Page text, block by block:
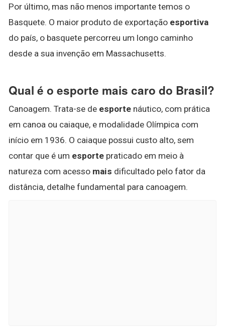
Por último, mas não menos importante temos o
Basquete. O maior produto de exportação esportiva
do país, o basquete percorreu um longo caminho
desde a sua invenção em Massachusetts.
Qual é o esporte mais caro do Brasil?
Canoagem. Trata-se de esporte náutico, com prática
em canoa ou caiaque, e modalidade Olímpica com
início em 1936. O caiaque possui custo alto, sem
contar que é um esporte praticado em meio à
natureza com acesso mais dificultado pelo fator da
distância, detalhe fundamental para canoagem.